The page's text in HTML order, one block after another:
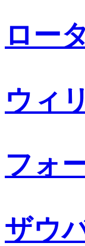
ロー
ウィ
フォ
ザウ